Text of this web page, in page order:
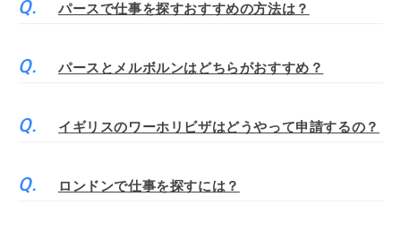
パースで仕事を探すおすすめの方法は？
パースとメルボルンはどちらがおすすめ？
イギリスのワーホリビザはどうやって申請するの？
ロンドンで仕事を探すには？